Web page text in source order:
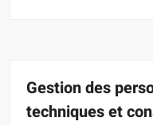
Gestion des
techniques et